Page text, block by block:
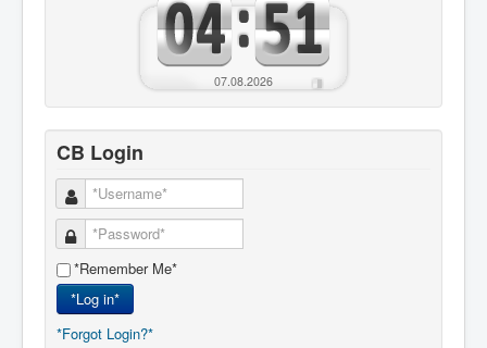
07.08.2026
CB Login
*Remember Me*
*Log in*
*Forgot Login?*